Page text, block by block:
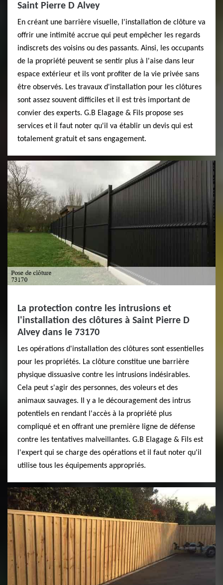
Saint Pierre D Alvey
En créant une barrière visuelle, l'installation de clôture va
offrir une intimité accrue qui peut empêcher les regards
indiscrets des voisins ou des passants. Ainsi, les occupants
de la propriété peuvent se sentir plus à l'aise dans leur
espace extérieur et ils vont profiter de la vie privée sans
être observés. Les travaux d'installation pour les clôtures
sont assez souvent difficiles et il est très important de
convier des experts. G.B Elagage & Fils propose ses
services et il faut noter qu'il va établir un devis qui est
totalement gratuit et sans engagement.
La protection contre les intrusions et
l'installation des clôtures à Saint Pierre D
Alvey dans le 73170
Les opérations d'installation des clôtures sont essentielles
pour les propriétés. La clôture constitue une barrière
physique dissuasive contre les intrusions indésirables.
Cela peut s'agir des personnes, des voleurs et des
animaux sauvages. Il y a le découragement des intrus
potentiels en rendant l'accès à la propriété plus
compliqué et en offrant une première ligne de défense
contre les tentatives malveillantes. G.B Elagage & Fils est
l'expert qui se charge des opérations et il faut noter qu'il
utilise tous les équipements appropriés.